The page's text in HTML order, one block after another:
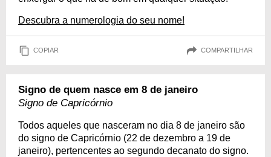
Descubra a numerologia do seu nome!
COPIAR COMPARTILHAR
Signo de quem nasce em 8 de janeiro
Signo de Capricórnio
Todos aqueles que nasceram no dia 8 de janeiro são
do signo de Capricórnio (22 de dezembro a 19 de
janeiro), pertencentes ao segundo decanato do signo.